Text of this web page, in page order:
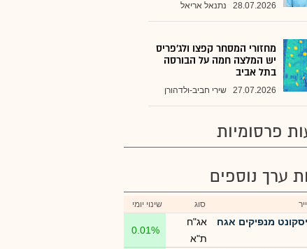
28.07.2026 נתנאל אריאל
מחזורי המסחר קפצו ולג'פריס
יש המלצה חמה על הבורסה
בתל אביב
27.07.2026 שירי חביב-ולדהורן
פרסומיות
ערך נוספים
סוג שינוי יומי
מנפיקים אגח
אג"ח
ת"א
0.01%